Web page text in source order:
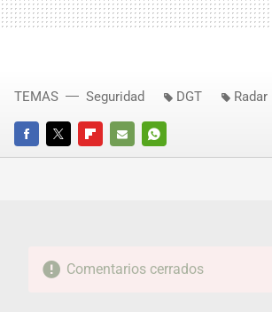
FACEBOOKTWITTERFLIPBOARD
E-
WHATSAPP
TEMAS Seguridad DGT Radar
Comentarios cerrados